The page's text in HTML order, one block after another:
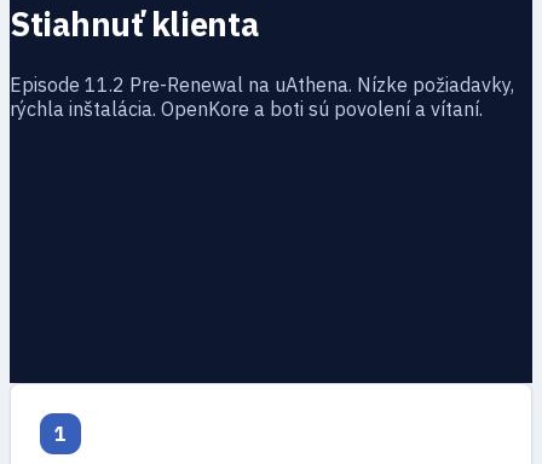
Stiahnuť klienta
Episode 11.2 Pre-Renewal na uAthena. Nízke požiadavky,
rýchla inštalácia. OpenKore a boti sú povolení a vítaní.
1